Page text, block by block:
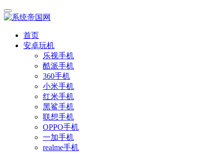
首页
安卓玩机
乐视手机
酷派手机
360手机
小米手机
红米手机
黑鲨手机
联想手机
OPPO手机
一加手机
realme手机